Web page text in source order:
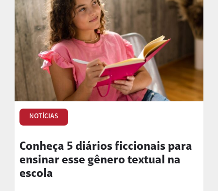
NOTÍCIAS
Conheça 5 diários ficcionais para
ensinar esse gênero textual na
escola